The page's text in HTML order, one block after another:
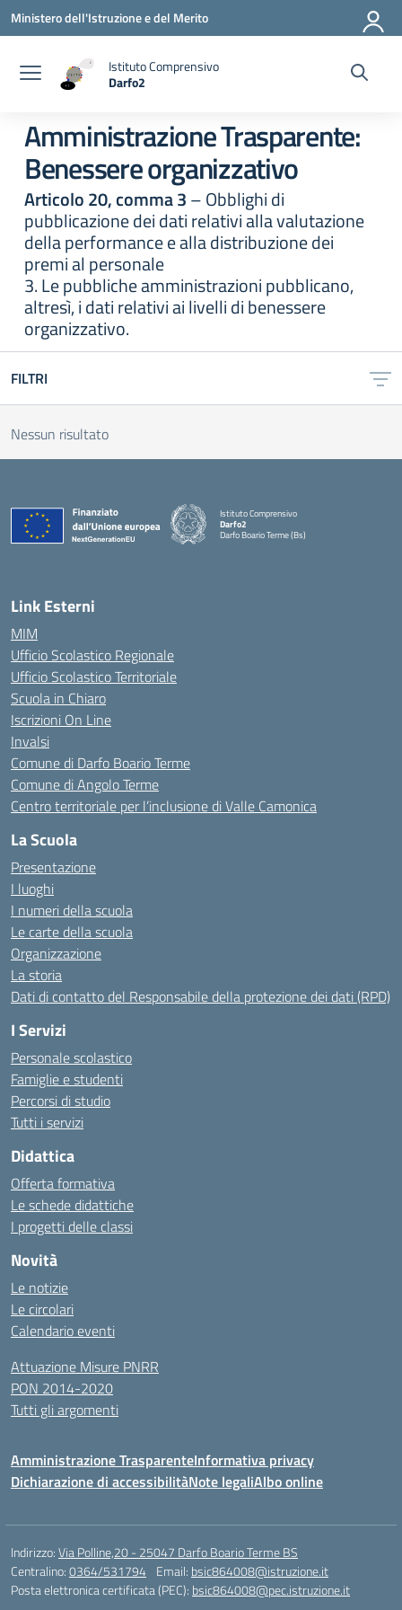
Vai ai contenuti
Vai al menu di navigazione
Vai al footer
Ministero dell'Istruzione e del Merito
Istituto Comprensivo
Darfo2
Amministrazione Trasparente:
Benessere organizzativo
Articolo 20, comma 3– Obblighi di
pubblicazione dei dati relativi alla valutazione
della performance e alla distribuzione dei
premi al personale
3. Le pubbliche amministrazioni pubblicano,
altresì, i dati relativi ai livelli di benessere
organizzativo.
FILTRI
Nessun risultato
Istituto Comprensivo
Darfo2
Darfo Boario Terme (Bs)
Link Esterni
MIM
Ufficio Scolastico Regionale
Ufficio Scolastico Territoriale
Scuola in Chiaro
Iscrizioni On Line
Invalsi
Comune di Darfo Boario Terme
Comune di Angolo Terme
Centro territoriale per l’inclusione di Valle Camonica
La Scuola
Presentazione
I luoghi
I numeri della scuola
Le carte della scuola
Organizzazione
La storia
Dati di contatto del Responsabile della protezione dei dati (RPD)
I Servizi
Personale scolastico
Famiglie e studenti
Percorsi di studio
Tutti i servizi
Didattica
Offerta formativa
Le schede didattiche
I progetti delle classi
Novità
Le notizie
Le circolari
Calendario eventi
Attuazione Misure PNRR
PON 2014-2020
Tutti gli argomenti
Amministrazione TrasparenteInformativa privacy
Dichiarazione di accessibilitàNote legaliAlbo online
Indirizzo:Via Polline,20 - 25047 Darfo Boario Terme BS
Centralino:0364/531794 Email: bsic864008@istruzione.it
Posta elettronica certificata (PEC): bsic864008@pec.istruzione.it